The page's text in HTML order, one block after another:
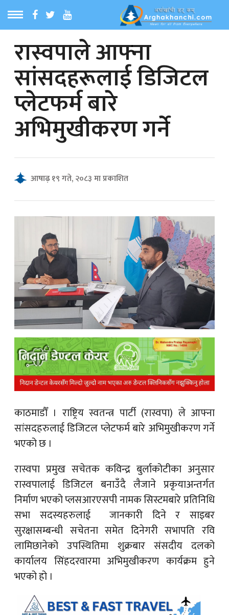
MENU
समाचार
समाचार
News
रास्वपाले आफ्ना
सांसदहरूलाई डिजिटल
प्लेटफर्म बारे
अभिमुखीकरण गर्ने
आषाढ़ १९ गते, २०८३ मा प्रकाशित
काठमाडौँ । राष्ट्रिय स्वतन्त्र पार्टी (रास्वपा) ले आफ्ना
सांसदहरुलाई डिजिटल प्लेटफर्म बारे अभिमुखीकरण गर्ने
भएको छ ।
रास्वपा प्रमुख सचेतक कविन्द्र बुर्लाकोटीका अनुसार
रास्वपालाई डिजिटल बनाउँदै लैजाने प्रकृयाअन्तर्गत
निर्माण भएको प्लसआरएसपी नामक सिस्टमबारे प्रतिनिधि
सभा सदस्यहरुलाई जानकारी दिने र साइबर
सुरक्षासम्बन्धी सचेतना समेत दिनेगरी सभापति रवि
लामिछानेको उपस्थितिमा शुक्रबार संसदीय दलको
कार्यालय सिंहदरवारमा अभिमुखीकरण कार्यक्रम हुने
भएको हो ।